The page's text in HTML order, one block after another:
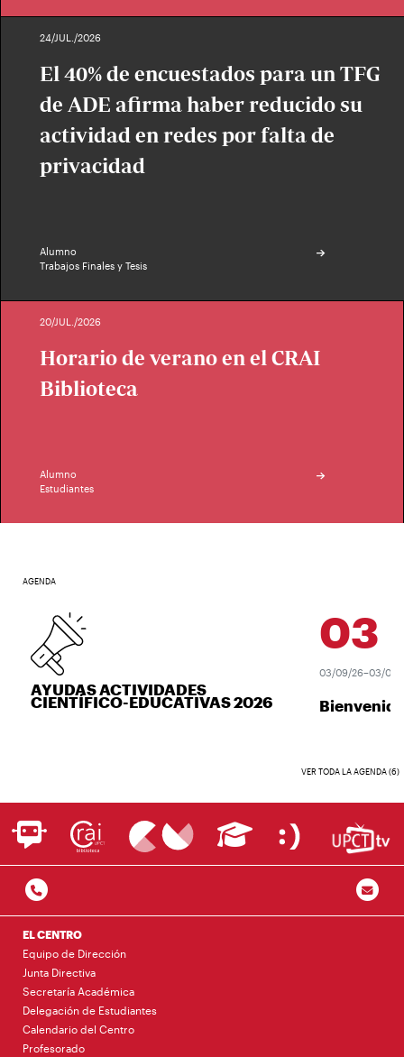
24/JUL./2026
El 40% de encuestados para un TFG
de ADE afirma haber reducido su
actividad en redes por falta de
privacidad
Alumno
Trabajos Finales y Tesis
20/JUL./2026
Horario de verano en el CRAI
Biblioteca
Alumno
Estudiantes
AGENDA
AYUDAS ACTIVIDADES
CIENTÍFICO-EDUCATIVAS 2026
03
03/09/26–03/09/
Bienvenida
VER TODA LA AGENDA (6)
EL CENTRO
Equipo de Dirección
Junta Directiva
Secretaría Académica
Delegación de Estudiantes
Calendario del Centro
Profesorado